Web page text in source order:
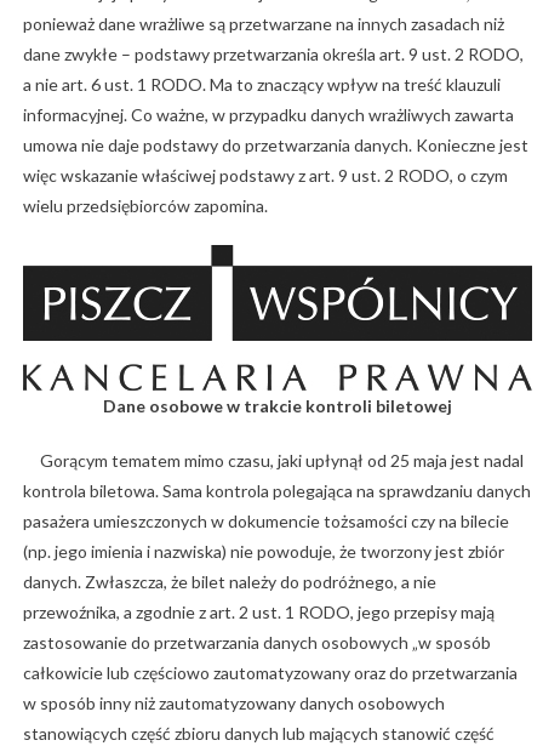
ponieważ dane wrażliwe są przetwarzane na innych zasadach niż
dane zwykłe – podstawy przetwarzania określa art. 9 ust. 2 RODO,
a nie art. 6 ust. 1 RODO. Ma to znaczący wpływ na treść klauzuli
informacyjnej. Co ważne, w przypadku danych wrażliwych zawarta
umowa nie daje podstawy do przetwarzania danych. Konieczne jest
więc wskazanie właściwej podstawy z art. 9 ust. 2 RODO, o czym
wielu przedsiębiorców zapomina.
Dane osobowe w trakcie kontroli biletowej
Gorącym tematem mimo czasu, jaki upłynął od 25 maja jest nadal
kontrola biletowa. Sama kontrola polegająca na sprawdzaniu danych
pasażera umieszczonych w dokumencie tożsamości czy na bilecie
(np. jego imienia i nazwiska) nie powoduje, że tworzony jest zbiór
danych. Zwłaszcza, że bilet należy do podróżnego, a nie
przewoźnika, a zgodnie z art. 2 ust. 1 RODO, jego przepisy mają
zastosowanie do przetwarzania danych osobowych „w sposób
całkowicie lub częściowo zautomatyzowany oraz do przetwarzania
w sposób inny niż zautomatyzowany danych osobowych
stanowiących część zbioru danych lub mających stanowić część